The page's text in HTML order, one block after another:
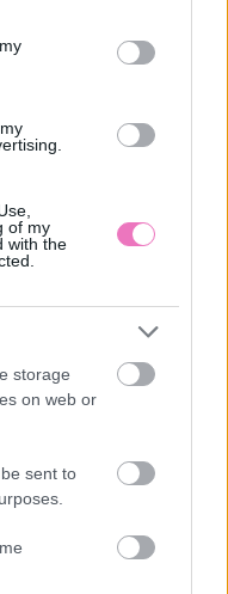
in below Google
of my
with the
storage
on web or
sent to
horoszkóp 2026.
az
nevelj saját citromfát
a mediterrán
titka pár
lépésben